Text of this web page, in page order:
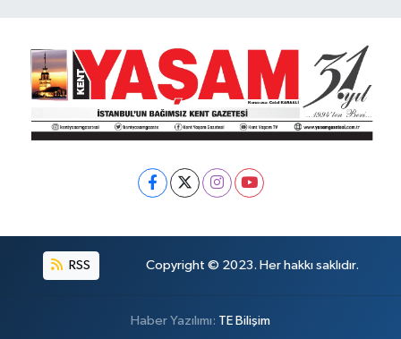
RSS Copyright © 2023. Her hakkı saklıdır.
Haber Yazılımı: TE Bilişim